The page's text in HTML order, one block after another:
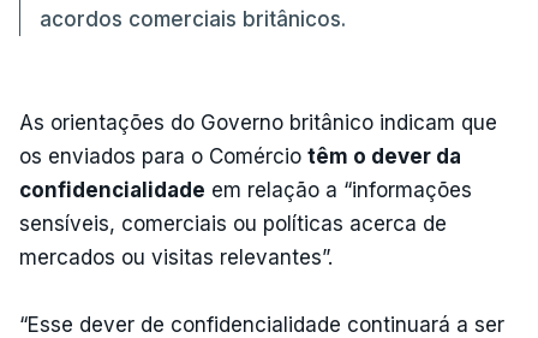
acordos comerciais britânicos.
As orientações do Governo britânico indicam que
os enviados para o Comércio têm o dever da
confidencialidade em relação a “informações
sensíveis, comerciais ou políticas acerca de
mercados ou visitas relevantes”.
“Esse dever de confidencialidade continuará a ser